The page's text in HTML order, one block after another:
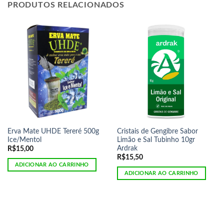
PRODUTOS RELACIONADOS
Erva Mate UHDE Tereré 500g
Ice/Mentol
R$15,00
ADICIONAR AO CARRINHO
Cristais de Gengibre Sabor
Limão e Sal Tubinho 10gr
Ardrak
R$15,50
ADICIONAR AO CARRINHO